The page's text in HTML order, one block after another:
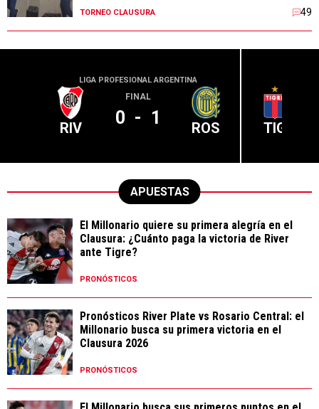
TORNEO CLAUSURA 49
LIGA PROFESIONAL ARGENTINA
RIV
FINAL
0 - 1 ROS TIG
APUESTAS
El Millonario quiere su primera alegría en el
Clausura: ¿Cuánto paga la victoria de River
ante Tigre?
PRONÓSTICOS
Pronósticos River Plate vs Rosario Central: el
Millonario busca su primera victoria en el
Clausura 2026
PRONÓSTICOS